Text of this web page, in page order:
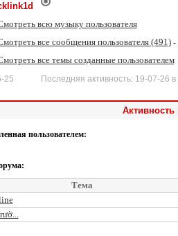
всю музыку пользователя
все сообщения пользователя (491)-
все темы созданные пользователем
25 Последняя активность: 19-07-26 в
пользователем:
Тема